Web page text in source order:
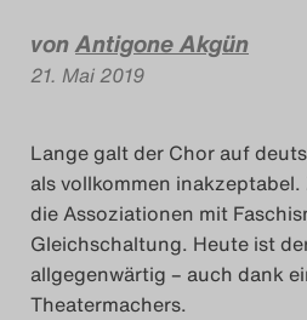
Das
Das
Das
vonAntigone Akgün
21. Mai 2019
Lange galt der Chor auf
als vollkommen
die Assoziationen mit
Gleichschaltung. Heute ist
allgegenwärtig – auch dank
Theatermachers.